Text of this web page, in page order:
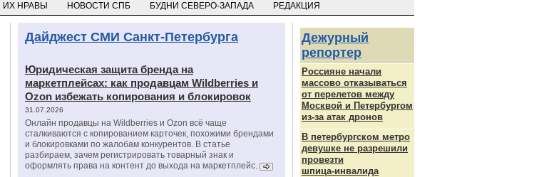
ИХ НРАВЫ НОВОСТИ СПБ БУДНИ СЕВЕРО-ЗАПАДА РЕДАКЦИЯ
Дайджест СМИ Санкт-Петербурга
Юридическая защита бренда на
маркетплейсах: как продавцам Wildberries и
Ozon избежать копирования и блокировок
31.07.2026
Онлайн продавцы на Wildberries и Ozon всё чаще
сталкиваются с копированием карточек, похожими брендами
и блокировками по жалобам конкурентов. В статье
разбираем, зачем регистрировать товарный знак и
оформлять права на контент до выхода на маркетплейс.
Дежурный
репортер
Россияне начали
массово отказываться
от перелетов между
Москвой и Петербургом
из-за атак дронов
В петербургском метро
девушке не разрешили
провезти
шпица‑инвалида